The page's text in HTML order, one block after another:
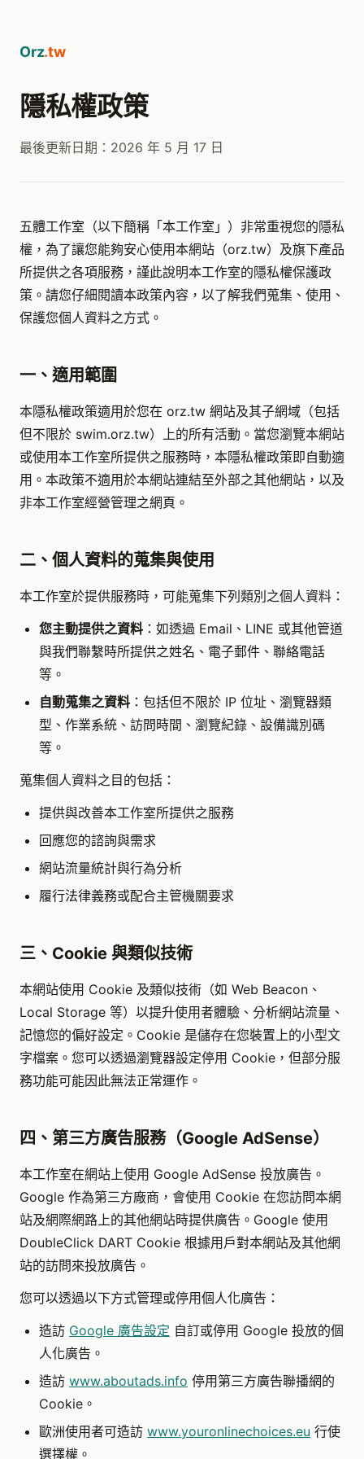
Orz.tw
隱私權政策
最後更新日期：2026 年 5 月 17 日
五體工作室（以下簡稱「本工作室」）非常重視您的隱私
權，為了讓您能夠安心使用本網站（orz.tw）及旗下產品
所提供之各項服務，謹此說明本工作室的隱私權保護政
策。請您仔細閱讀本政策內容，以了解我們蒐集、使用、
保護您個人資料之方式。
一、適用範圍
本隱私權政策適用於您在 orz.tw 網站及其子網域（包括
但不限於 swim.orz.tw）上的所有活動。當您瀏覽本網站
或使用本工作室所提供之服務時，本隱私權政策即自動適
用。本政策不適用於本網站連結至外部之其他網站，以及
非本工作室經營管理之網頁。
二、個人資料的蒐集與使用
本工作室於提供服務時，可能蒐集下列類別之個人資料：
您主動提供之資料 ：如透過 Email、LINE 或其他管道
與我們聯繫時所提供之姓名、電子郵件、聯絡電話
等。
自動蒐集之資料 ：包括但不限於 IP 位址、瀏覽器類
型、作業系統、訪問時間、瀏覽紀錄、設備識別碼
等。
蒐集個人資料之目的包括：
提供與改善本工作室所提供之服務
回應您的諮詢與需求
網站流量統計與行為分析
履行法律義務或配合主管機關要求
三、Cookie 與類似技術
本網站使用 Cookie 及類似技術（如 Web Beacon、
Local Storage 等）以提升使用者體驗、分析網站流量、
記憶您的偏好設定。Cookie 是儲存在您裝置上的小型文
字檔案。您可以透過瀏覽器設定停用 Cookie，但部分服
務功能可能因此無法正常運作。
四、第三方廣告服務（Google AdSense）
本工作室在網站上使用 Google AdSense 投放廣告。
Google 作為第三方廠商，會使用 Cookie 在您訪問本網
站及網際網路上的其他網站時提供廣告。Google 使用
DoubleClick DART Cookie 根據用戶對本網站及其他網
站的訪問來投放廣告。
您可以透過以下方式管理或停用個人化廣告：
造訪 Google 廣告設定 自訂或停用 Google 投放的個
人化廣告。
造訪 www.aboutads.info 停用第三方廣告聯播網的
Cookie。
歐洲使用者可造訪 www.youronlinechoices.eu 行使
選擇權。